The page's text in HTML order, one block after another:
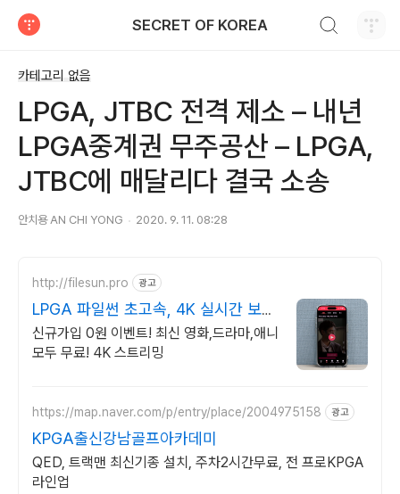
SECRET OF KOREA
카테고리 없음
LPGA, JTBC 전격 제소 – 내년
LPGA중계권 무주공산 – LPGA,
JTBC에 매달리다 결국 소송
안치용 AN CHI YONG 2020. 9. 11. 08:28
http://filesun.pro 광고
LPGA 파일썬 초고속, 4K 실시간 보
기!
신규가입 0원 이벤트! 최신 영화,드라마,애니
모두 무료! 4K 스트리밍
https://map.naver.com/p/entry/place/2004975158 광고
KPGA출신강남골프아카데미
QED, 트랙맨 최신기종 설치, 주차2시간무료, 전 프로KPGA
라인업